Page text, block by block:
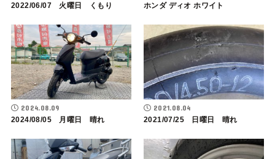
2022/06/07 火曜日 くもり ホンダ ディオ ホワイト
2024.08.09
2024/08/05 月曜日 晴れ
2021.08.04
2021/07/25 日曜日 晴れ